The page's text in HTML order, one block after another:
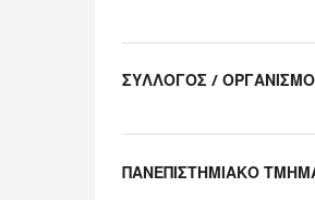
items
ΣΥΛΛΟΓΟΣ /
ΠΑΝΕΠΙΣΤΗΜΙΑΚΟ